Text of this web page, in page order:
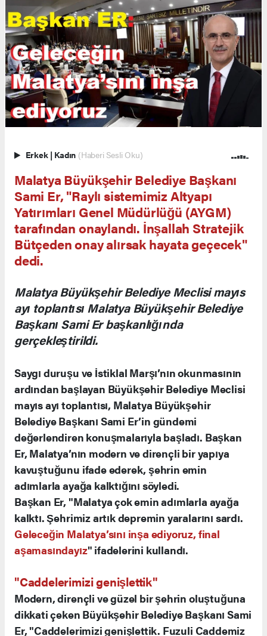
Erkek | Kadın (Haberi Sesli Oku)
Malatya Büyükşehir Belediye Başkanı
Sami Er, "Raylı sistemimiz Altyapı
Yatırımları Genel Müdürlüğü (AYGM)
tarafından onaylandı. İnşallah Stratejik
Bütçeden onay alırsak hayata geçecek"
dedi.
Malatya Büyükşehir Belediye Meclisi mayıs
ayı toplantısı Malatya Büyükşehir Belediye
Başkanı Sami Er başkanlığında
gerçekleştirildi.
Saygı duruşu ve İstiklal Marşı’nın okunmasının
ardından başlayan Büyükşehir Belediye Meclisi
mayıs ayı toplantısı, Malatya Büyükşehir
Belediye Başkanı Sami Er’in gündemi
değerlendiren konuşmalarıyla başladı. Başkan
Er, Malatya’nın modern ve dirençli bir yapıya
kavuştuğunu ifade ederek, şehrin emin
adımlarla ayağa kalktığını söyledi.
Başkan Er, "Malatya çok emin adımlarla ayağa
kalktı. Şehrimiz artık depremin yaralarını sardı.
Geleceğin Malatya’sını inşa ediyoruz, final
aşamasındayız" ifadelerini kullandı.
"Caddelerimizi genişlettik"
Modern, dirençli ve güzel bir şehrin oluştuğuna
dikkati çeken Büyükşehir Belediye Başkanı Sami
Er, "Caddelerimizi genişlettik. Fuzuli Caddemiz